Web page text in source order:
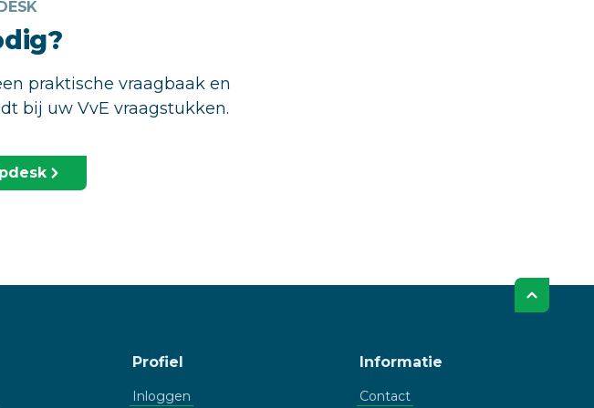
praktische vraagbaak en
bij uw VvE vraagstukken.
Profiel
Inloggen
Informatie
Contact